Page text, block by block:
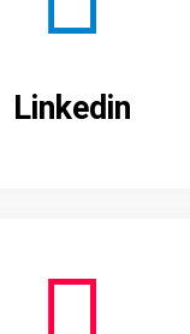
Linkedin